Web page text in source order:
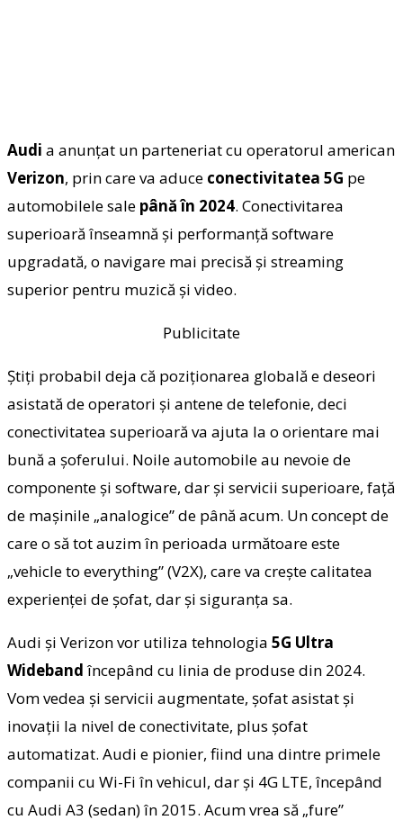
Audi a anunţat un parteneriat cu operatorul american
Verizon, prin care va aduce conectivitatea 5G pe
automobilele sale până în 2024. Conectivitarea
superioară înseamnă şi performanţă software
upgradată, o navigare mai precisă şi streaming
superior pentru muzică şi video.
Publicitate
Ştiţi probabil deja că poziţionarea globală e deseori
asistată de operatori şi antene de telefonie, deci
conectivitatea superioară va ajuta la o orientare mai
bună a şoferului. Noile automobile au nevoie de
componente şi software, dar şi servicii superioare, faţă
de maşinile „analogice” de până acum. Un concept de
care o să tot auzim în perioada următoare este
„vehicle to everything” (V2X), care va creşte calitatea
experienţei de şofat, dar şi siguranţa sa.
Audi şi Verizon vor utiliza tehnologia 5G Ultra
Wideband începând cu linia de produse din 2024.
Vom vedea şi servicii augmentate, şofat asistat şi
inovaţii la nivel de conectivitate, plus şofat
automatizat. Audi e pionier, fiind una dintre primele
companii cu Wi-Fi în vehicul, dar şi 4G LTE, începând
cu Audi A3 (sedan) în 2015. Acum vrea să „fure”